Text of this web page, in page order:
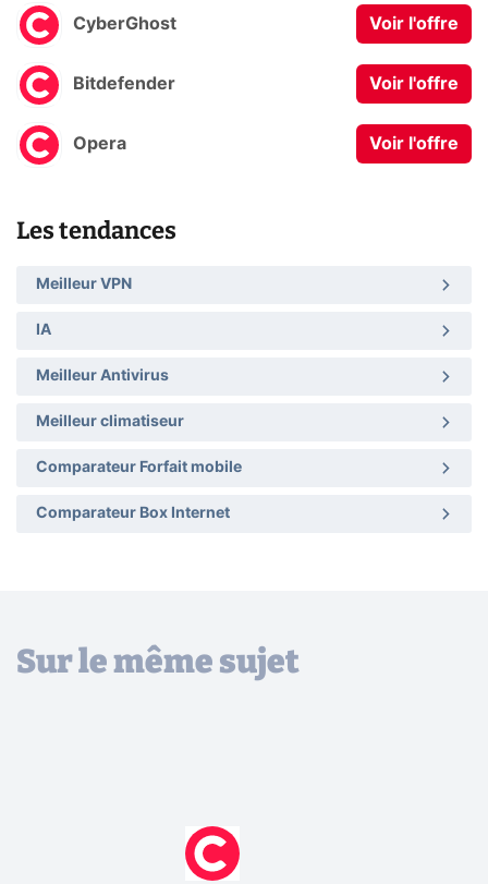
CyberGhost Voir l'offre
Bitdefender Voir l'offre
Opera Voir l'offre
Les tendances
Meilleur VPN
IA
Meilleur Antivirus
Meilleur climatiseur
Comparateur Forfait mobile
Comparateur Box Internet
Sur le même sujet